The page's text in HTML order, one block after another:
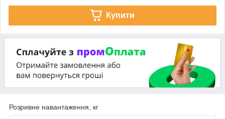
Купити
Розривне навантаження, кг